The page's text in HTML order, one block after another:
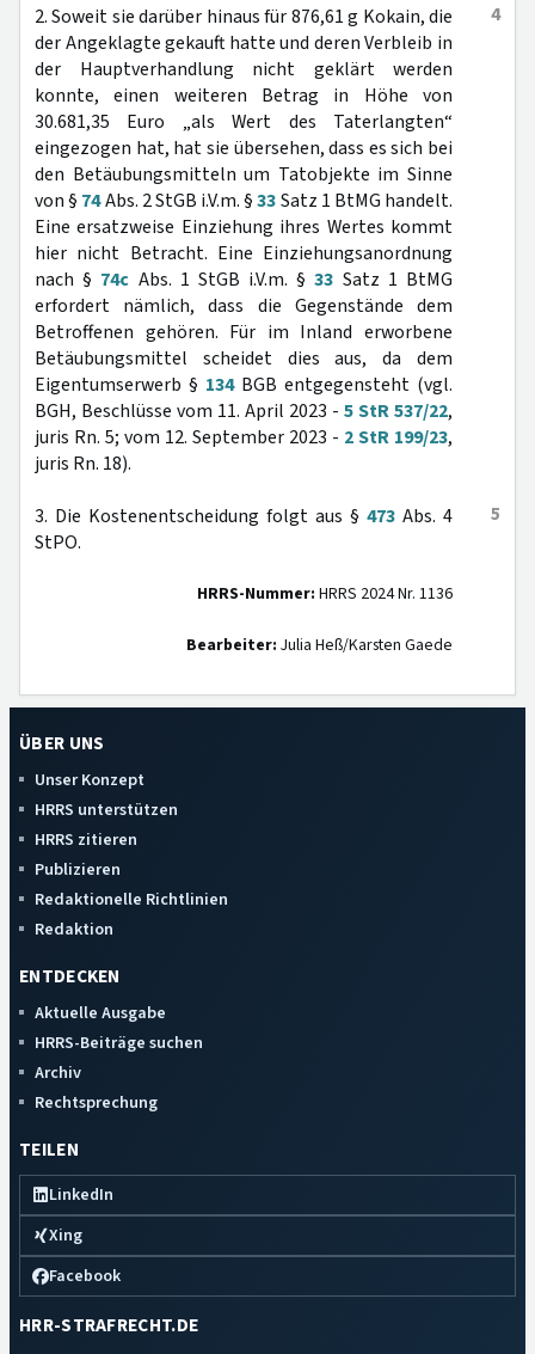
4
2. Soweit sie darüber hinaus für 876,61 g Kokain, die
der Angeklagte gekauft hatte und deren Verbleib in
der Hauptverhandlung nicht geklärt werden
konnte, einen weiteren Betrag in Höhe von
30.681,35 Euro „als Wert des Taterlangten“
eingezogen hat, hat sie übersehen, dass es sich bei
den Betäubungsmitteln um Tatobjekte im Sinne
von § 74Abs. 2 StGB i.V.m. §33Satz 1 BtMG handelt.
Eine ersatzweise Einziehung ihres Wertes kommt
hier nicht Betracht. Eine Einziehungsanordnung
nach § 74c Abs. 1 StGB i.V.m. §33 Satz 1 BtMG
erfordert nämlich, dass die Gegenstände dem
Betroffenen gehören. Für im Inland erworbene
Betäubungsmittel scheidet dies aus, da dem
Eigentumserwerb § 134BGB entgegensteht (vgl.
BGH, Beschlüsse vom 11. April 2023 - 5 StR 537/22,
juris Rn. 5; vom 12. September 2023 - 2 StR 199/23,
juris Rn. 18).
5
3. Die Kostenentscheidung folgt aus § 473 Abs. 4
StPO.
HRRS-Nummer: HRRS 2024 Nr. 1136
Bearbeiter: Julia Heß/Karsten Gaede
ÜBER UNS
Unser Konzept
HRRS unterstützen
HRRS zitieren
Publizieren
Redaktionelle Richtlinien
Redaktion
ENTDECKEN
Aktuelle Ausgabe
HRRS-Beiträge suchen
Archiv
Rechtsprechung
TEILEN
LinkedIn
Xing
Facebook
HRR-STRAFRECHT.DE